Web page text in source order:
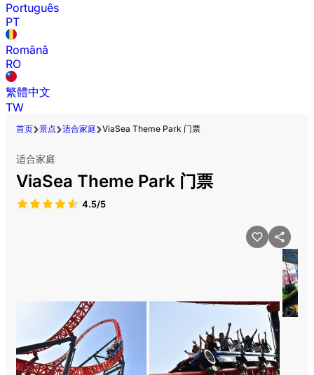
Português
PT
Română
RO
繁體中文
TW
首页 景点 适合家庭 ViaSea Theme Park 门票
适合家庭
ViaSea Theme Park 门票
4.5/5